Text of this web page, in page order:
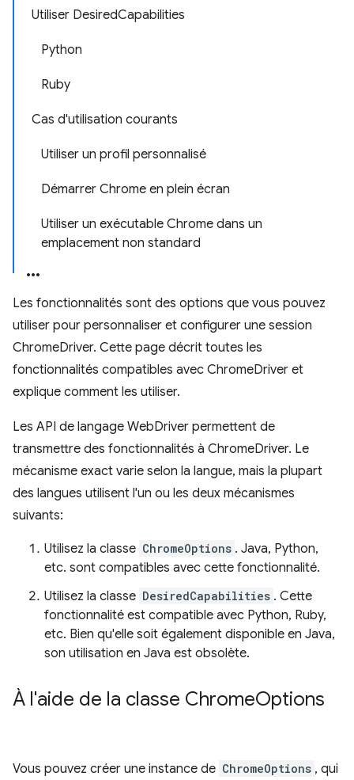
Utiliser DesiredCapabilities
Python
Ruby
Cas d'utilisation courants
Utiliser un profil personnalisé
Démarrer Chrome en plein écran
Utiliser un exécutable Chrome dans un
emplacement non standard
Les fonctionnalités sont des options que vous pouvez
utiliser pour personnaliser et configurer une session
ChromeDriver. Cette page décrit toutes les
fonctionnalités compatibles avec ChromeDriver et
explique comment les utiliser.
Les API de langage WebDriver permettent de
transmettre des fonctionnalités à ChromeDriver. Le
mécanisme exact varie selon la langue, mais la plupart
des langues utilisent l'un ou les deux mécanismes
suivants:
Utilisez la classe ChromeOptions . Java, Python,
etc. sont compatibles avec cette fonctionnalité.
Utilisez la classe DesiredCapabilities . Cette
fonctionnalité est compatible avec Python, Ruby,
etc. Bien qu'elle soit également disponible en Java,
son utilisation en Java est obsolète.
À l'aide de la classe ChromeOptions
Vous pouvez créer une instance de ChromeOptions , qui